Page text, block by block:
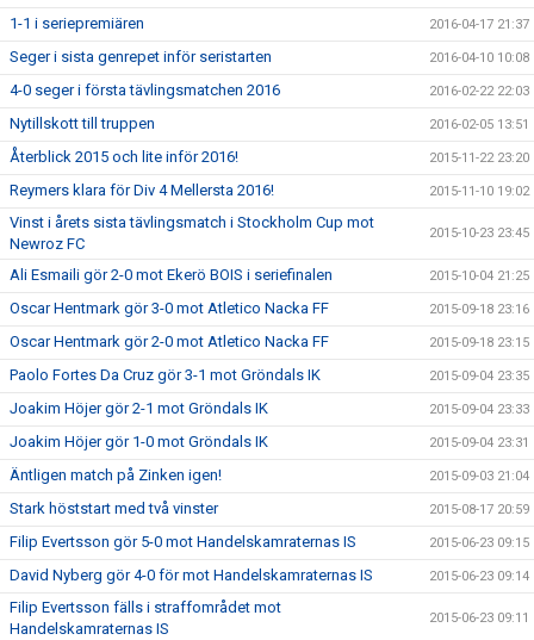
1-1 i seriepremiären 2016-04-17 21:37
Seger i sista genrepet inför seristarten 2016-04-10 10:08
4-0 seger i första tävlingsmatchen 2016 2016-02-22 22:03
Nytillskott till truppen 2016-02-05 13:51
Återblick 2015 och lite inför 2016! 2015-11-22 23:20
Reymers klara för Div 4 Mellersta 2016! 2015-11-10 19:02
Vinst i årets sista tävlingsmatch i Stockholm Cup mot
Newroz FC
2015-10-23 23:45
Ali Esmaili gör 2-0 mot Ekerö BOIS i seriefinalen 2015-10-04 21:25
Oscar Hentmark gör 3-0 mot Atletico Nacka FF 2015-09-18 23:16
Oscar Hentmark gör 2-0 mot Atletico Nacka FF 2015-09-18 23:15
Paolo Fortes Da Cruz gör 3-1 mot Gröndals IK 2015-09-04 23:35
Joakim Höjer gör 2-1 mot Gröndals IK 2015-09-04 23:33
Joakim Höjer gör 1-0 mot Gröndals IK 2015-09-04 23:31
Äntligen match på Zinken igen! 2015-09-03 21:04
Stark höststart med två vinster 2015-08-17 20:59
Filip Evertsson gör 5-0 mot Handelskamraternas IS 2015-06-23 09:15
David Nyberg gör 4-0 för mot Handelskamraternas IS 2015-06-23 09:14
Filip Evertsson fälls i straffområdet mot
Handelskamraternas IS
2015-06-23 09:11